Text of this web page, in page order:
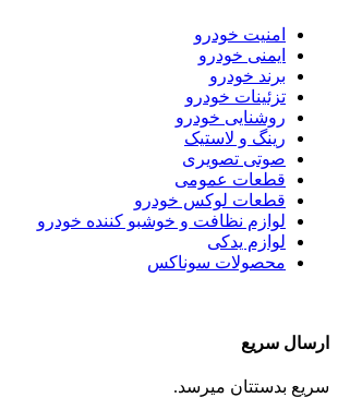
امنیت خودرو
ایمنی خودرو
برند خودرو
تزئینات خودرو
روشنایی خودرو
رینگ و لاستیک
صوتی تصویری
قطعات عمومی
قطعات لوکس خودرو
لوازم نظافت و خوشبو کننده خودرو
لوازم یدکی
محصولات سوناکس
ارسال سریع
سریع بدستتان میرسد.